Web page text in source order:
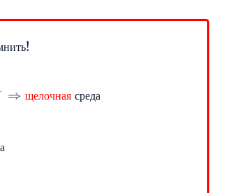
нить!
⇒ щелочная среда
а